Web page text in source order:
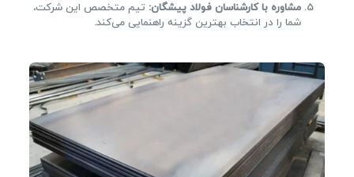
مشاوره با کارشناسان فولاد پیشگان: تیم متخصص این شرکت،
شما را در انتخاب بهترین گزینه راهنمایی می‌کند.